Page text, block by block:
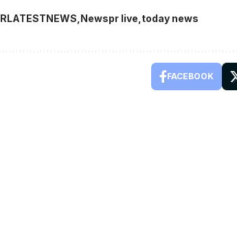
Newspr live today news
FACEBOOK